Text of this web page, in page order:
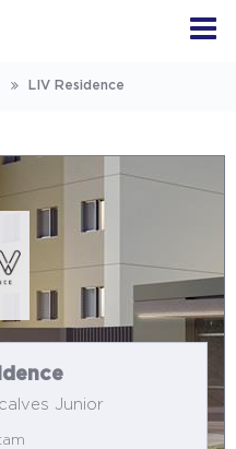
LIV Residence
Junior